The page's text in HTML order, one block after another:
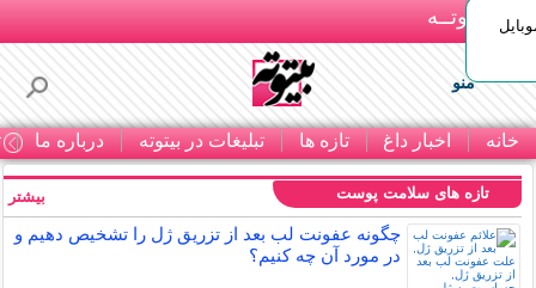
بـیتوتــه
منو
خانه اخبار داغ تازه ها تبلیغات در بیتوته درباره ما
تازه های سلامت پوست
چگونه عفونت لب بعد از تزریق ژل را تشخیص دهیم و
در مورد آن چه کنیم؟
بیشتر